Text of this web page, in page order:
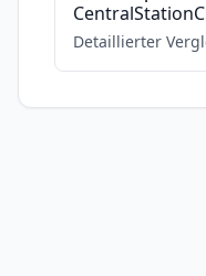
Detaillierter